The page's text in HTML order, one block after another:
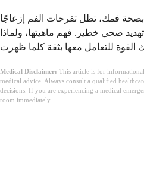
بصحة فمك، تظل تقرحات الفم إزعاجًا
صحي خطير. فهم ماهيتها، ولماذا
Medical Disclaimer: This article is for
medical advice. Always consult a qualified
decisions. If you are experiencing a medical
room immediately.